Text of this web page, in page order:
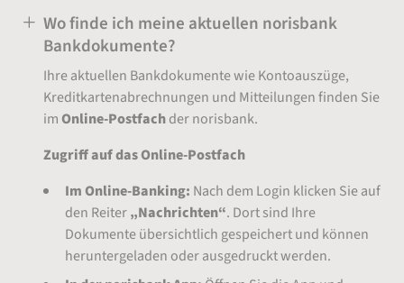
Wo finde ich meine aktuellen norisbank
Bankdokumente?
Ihre aktuellen Bankdokumente wie Kontoauszüge,
Kreditkartenabrechnungen und Mitteilungen finden Sie
imOnline-Postfachder norisbank.
Zugriff auf das Online-Postfach
Im Online-Banking: Nach dem Login klicken Sie auf
den Reiter„Nachrichten“. Dort sind Ihre
Dokumente übersichtlich gespeichert und können
heruntergeladen oder ausgedruckt werden.